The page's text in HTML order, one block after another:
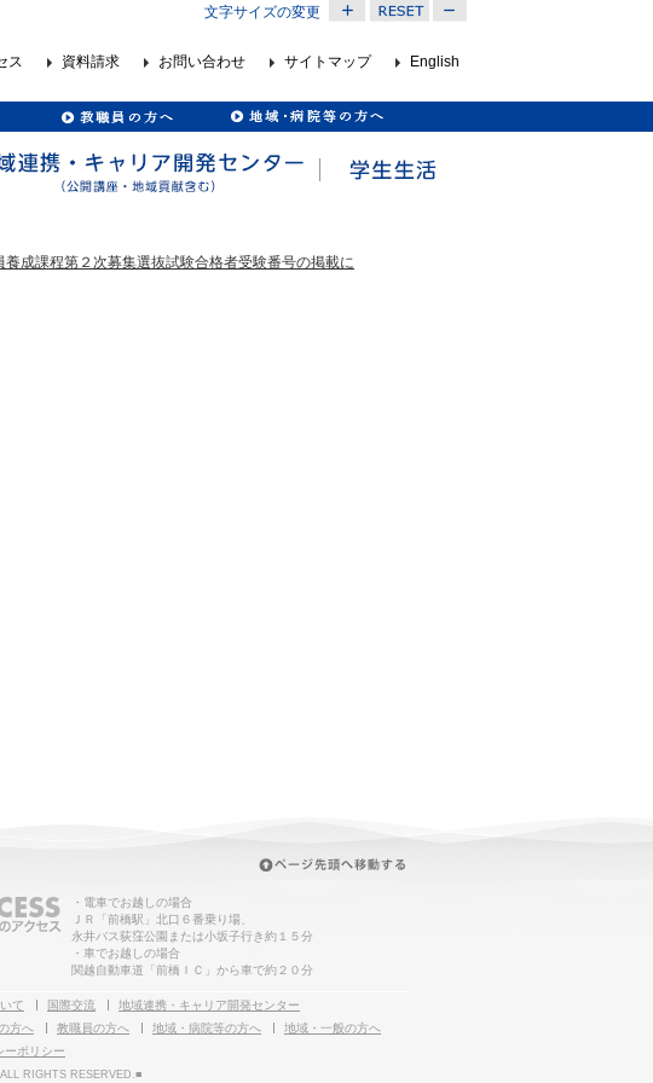
文字サイズの変更
ス 資料請求 お問い合わせ サイトマップ English
成課程第２次募集選抜試験合格者受験番号の掲載に
・電車でお越しの場合
ＪＲ「前橋駅」北口６番乗り場、
永井バス荻窪公園または小坂子行き約１５分
・車でお越しの場合
関越自動車道「前橋ＩＣ」から車で約２０分
て 国際交流
地域連携・キャリア開発センター
方へ 教職員の方へ 地域・病院等の方へ
地域・一般の方へ
ーポリシー
RIGHTS RESERVED.■